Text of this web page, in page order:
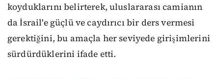
koyduklarını belirterek, uluslararası camianın
da İsrail'e güçlü ve caydırıcı bir ders vermesi
gerektiğini, bu amaçla her seviyede girişimlerini
sürdürdüklerini ifade etti.